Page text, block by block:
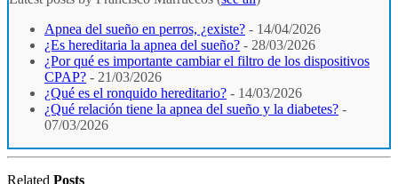
Apnea del sueño en perros, ¿existe? - 14/04/2026
¿Es hereditaria la apnea del sueño? - 28/03/2026
¿Por qué es importante cambiar el filtro de los dispositivos
CPAP? - 21/03/2026
¿Qué es el ronquido hereditario? - 14/03/2026
¿Qué relación tiene la apnea del sueño y la diabetes? -
07/03/2026
Related Posts